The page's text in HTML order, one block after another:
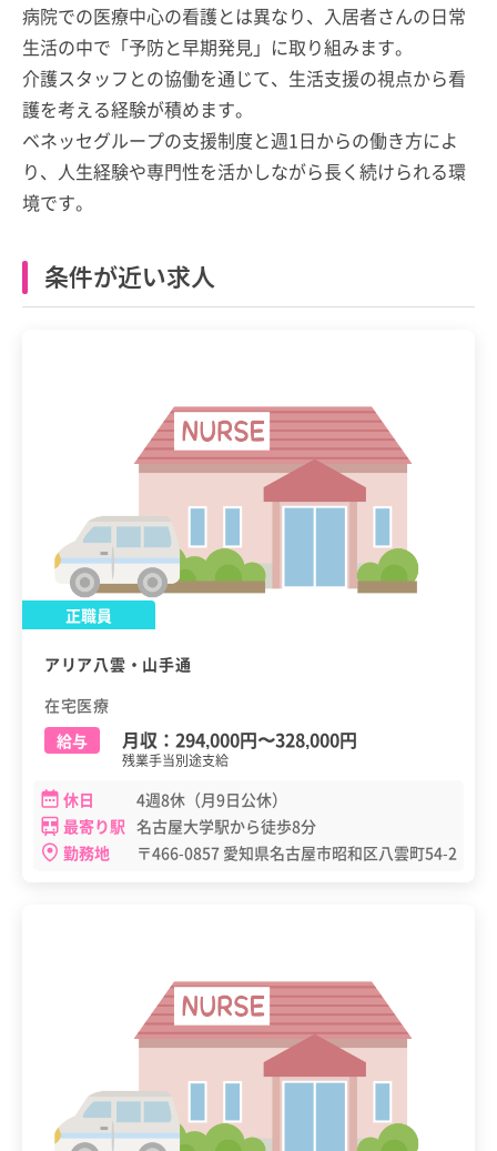
病院での医療中心の看護とは異なり、入居者さんの日常
生活の中で「予防と早期発見」に取り組みます。
介護スタッフとの協働を通じて、生活支援の視点から看
護を考える経験が積めます。
ベネッセグループの支援制度と週1日からの働き方によ
り、人生経験や専門性を活かしながら長く続けられる環
境です。
条件が近い求人
正職員
アリア八雲・山手通
在宅医療
給与
月収： 294,000円〜328,000円
残業手当別途支給
休日
4週8休（月9日公休）
最寄り駅 名古屋大学駅から徒歩8分
勤務地
〒466-0857 愛知県名古屋市昭和区八雲町54-2